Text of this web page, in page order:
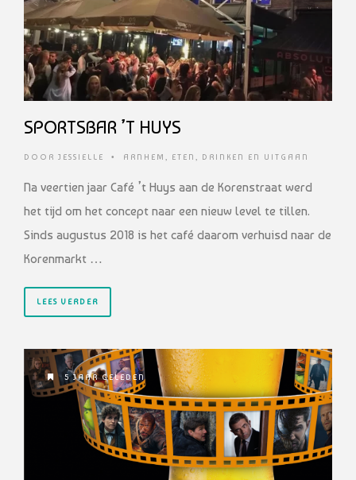
SPORTSBAR ’T HUYS
DOOR JESSIELLE • ARNHEM , ETEN, DRINKEN EN UITGAAN
Na veertien jaar Café ’t Huys aan de Korenstraat werd
het tijd om het concept naar een nieuw level te tillen.
Sinds augustus 2018 is het café daarom verhuisd naar de
Korenmarkt …
LEES VERDER
5 JAAR GELEDEN